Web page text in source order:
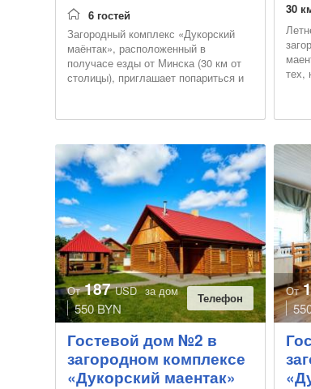
6 гостей
Загородный комплекс «Дукорский
маёнтак», расположенный в
получасе езды от Минска (30 км от
столицы), приглашает попариться и
30
тех,
От 187USD за дом
550 BYN
Телефон
Гостевой дом №2 в
загородном комплексе
«Дукорский маентак»
От